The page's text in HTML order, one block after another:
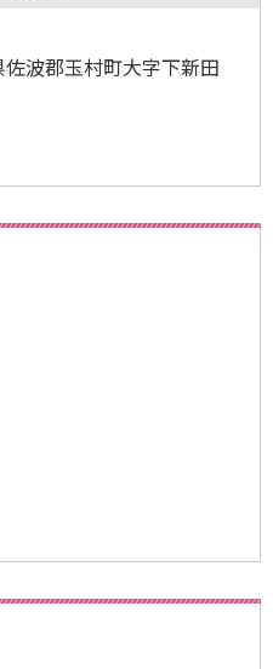
波郡玉村町大字下新田